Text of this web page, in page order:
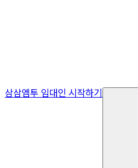
삼삼엠투 임대인 시작하기